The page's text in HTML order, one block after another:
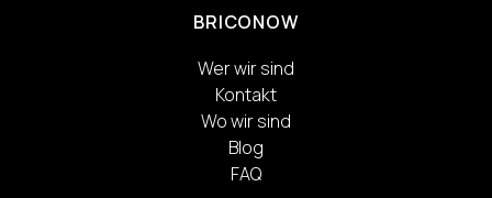
BRICONOW
Wer wir sind
Kontakt
Wo wir sind
Blog
FAQ